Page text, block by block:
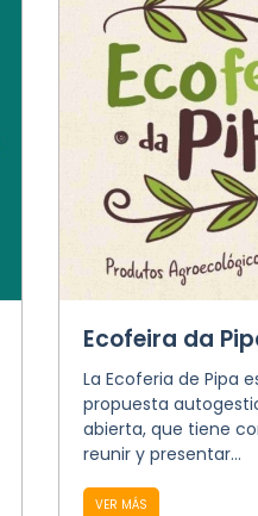
Ecofeira da
La Ecoferia de Pipa
propuesta
abierta, que tiene
reunir y presentar...
VER MÁS